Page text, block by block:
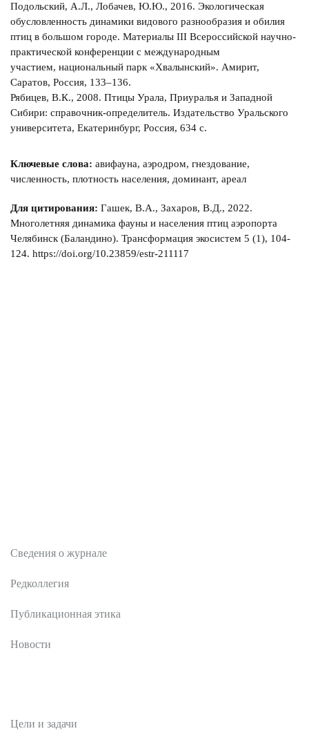
Подольский, А.Л., Лобачев, Ю.Ю., 2016. Экологическая
обусловленность динамики видового разнообразия и обилия
птиц в большом городе. Материалы III Всероссийской научно-
практической конференции с международным
участием, национальный парк «Хвалынский». Амирит,
Саратов, Россия, 133–136.
Рябицев, В.К., 2008. Птицы Урала, Приуралья и Западной
Сибири: справочник-определитель. Издательство Уральского
университета, Екатеринбург, Россия, 634 с.
Ключевые слова: авифауна, аэродром, гнездование,
численность, плотность населения, доминант, ареал
Для цитирования: Гашек, В.А., Захаров, В.Д., 2022.
Многолетняя динамика фауны и населения птиц аэропорта
Челябинск (Баландино). Трансформация экосистем 5 (1), 104-
124. https://doi.org/10.23859/estr-211117
Сведения о журнале
Редколлегия
Публикационная этика
Новости
Цели и задачи